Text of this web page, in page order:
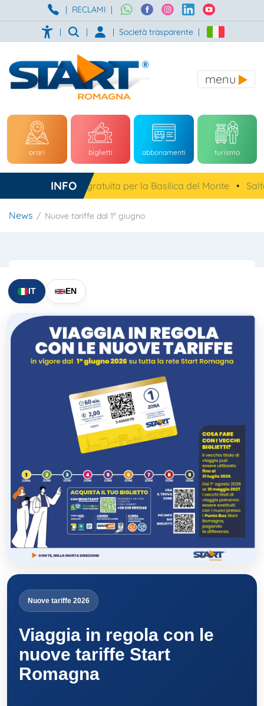
| RECLAMI |
| | | Società trasparente |
menu
orari biglietti abbonamenti turismo
INFO
navetta gratuita per la Basilica del Monte • Salta Su!
News Nuove tariffe dal 1° giugno
IT EN
Nuove tariffe 2026
Viaggia in regola con le
nuove tariffe Start
Romagna